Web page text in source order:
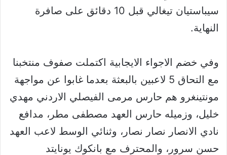
سيباستيان تيغالي قبل 10 دقائق على صافرة
النهاية.
وفي خضم الاجواء الايجابية اكتملت صفوف منتخبنا
مع التحاق 5 لاعبين بالبعثة بعدما غابوا عن مواجهة
مونتينغرو هم حارس مرمى الفيصلي الاردني مهدي
خليل، وزميله حارس العهد مصطفى مطر، مدافع
نادي الانصار نصار نصار، وثنائي الوسط لاعب العهد
حسن سرور، والمحترف مع بانكوك يونايتد